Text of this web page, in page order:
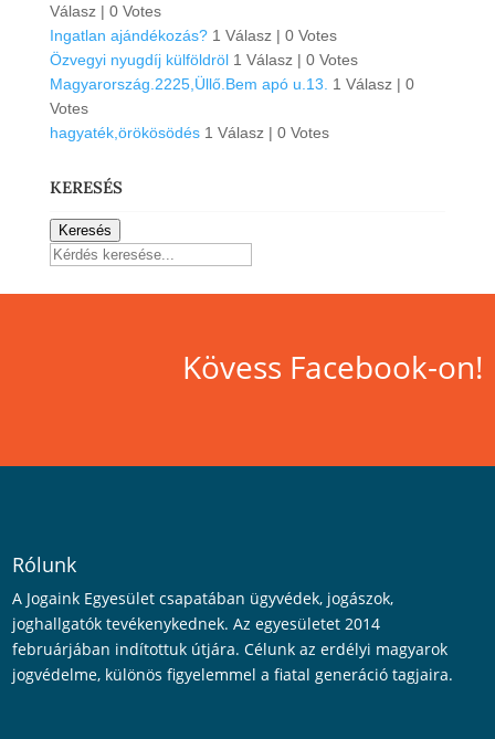
Válasz | 0 Votes
Ingatlan ajándékozás? 1 Válasz | 0 Votes
Özvegyi nyugdíj külföldröl 1 Válasz | 0 Votes
Magyarország.2225,Üllő.Bem apó u.13.
1 Válasz | 0
Votes
hagyaték,örökösödés 1 Válasz | 0 Votes
KERESÉS
Keresés
Kövess Facebook-on!
Rólunk
A Jogaink Egyesület csapatában ügyvédek, jogászok,
joghallgatók tevékenykednek. Az egyesületet 2014
februárjában indítottuk útjára. Célunk az erdélyi magyarok
jogvédelme, különös figyelemmel a fiatal generáció tagjaira.